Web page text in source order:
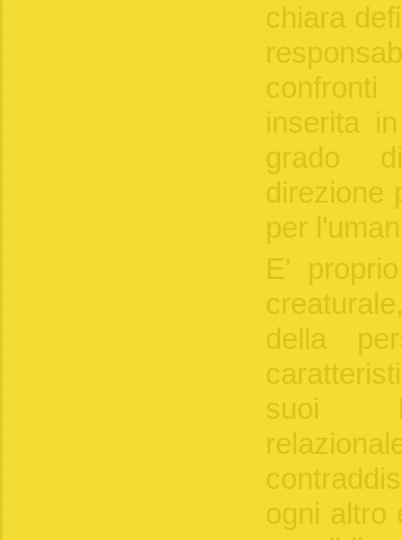
chiara
inserita
grado
direzione
per
E'
della
suoi
ogni altro